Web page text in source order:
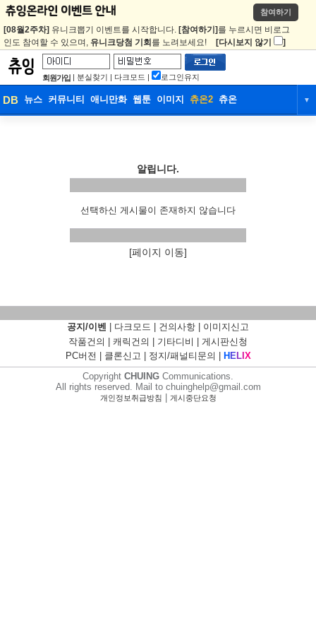
참여하기
[08월2주차] 유니크뽑기 이벤트를 시작합니다. [참여하기] 를 누르시면 비로그
인도 참여할 수 있으며, 유니크당첨 기회 를 노려보세요! [다시보지 않기 ]
회원가입 | 분실찾기 | 다크모드 | 로그인유지
DB 뉴스 커뮤니티 애니만화 웹툰 이미지 츄온2 츄온 ▼
알립니다.
선택하신 게시물이 존재하지 않습니다
[페이지 이동]
공지/이벤 다크모드 건의사항
이미지신고
작품건의
캐릭건의 기타디비
게시판신청
PC버전
클론신고 정지/패널티문의 H ELI X
Copyright CHUING Communications.
All rights reserved. Mail to chuinghelp@gmail.com
개인정보취급방침 게시중단요청